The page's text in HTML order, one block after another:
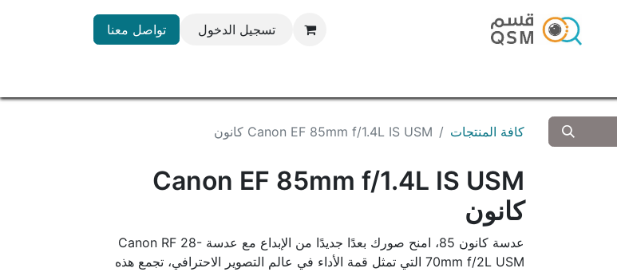
تسجيل الدخول تواصل معنا
كافة المنتجات Canon EF 85mm f/1.4L IS USM كانون
Canon EF 85mm f/1.4L IS USM
كانون
عدسة كانون 85، امنح صورك بعدًا جديدًا من الإبداع مع عدسة Canon RF 28-
70mm f/2L USM التي تمثل قمة الأداء في عالم التصوير الاحترافي، تجمع هذه